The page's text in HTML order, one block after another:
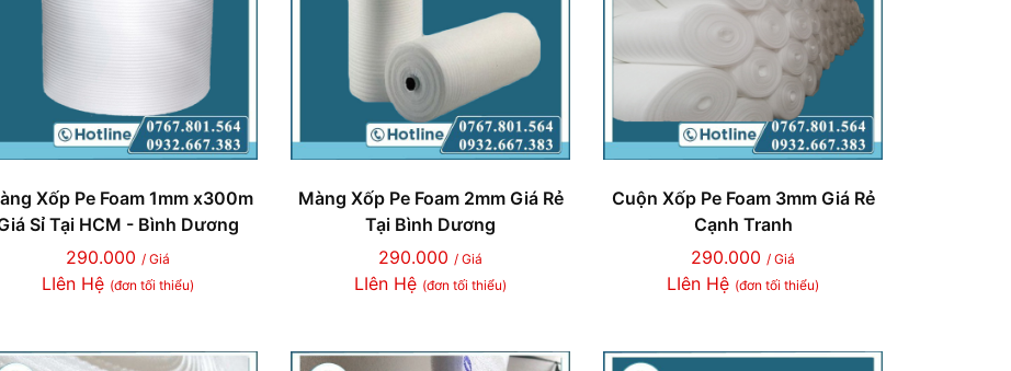
Xốp Pe Foam 1mm x300m
Sỉ Tại HCM - Bình Dương
290.000 / Giá
LIên Hệ (đơn tối thiểu)
Màng Xốp Pe Foam 2mm Giá Rẻ
Tại Bình Dương
290.000 / Giá
LIên Hệ (đơn tối thiểu)
Cuộn Xốp Pe Foam 3mm Giá Rẻ
Cạnh Tranh
290.000 / Giá
LIên Hệ (đơn tối thiểu)